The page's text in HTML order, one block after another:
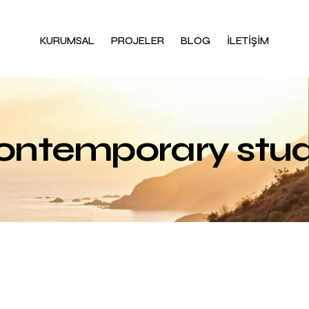
KURUMSAL PROJELER BLOG İLETİŞİM